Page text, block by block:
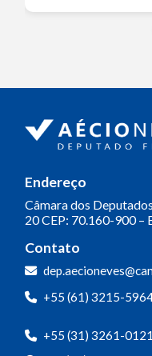
Endereço
Câmara dos Deputados
20CEP: 70.160-900 –
Contato
+55 (61) 3215-
+55 (31) 3261-0121